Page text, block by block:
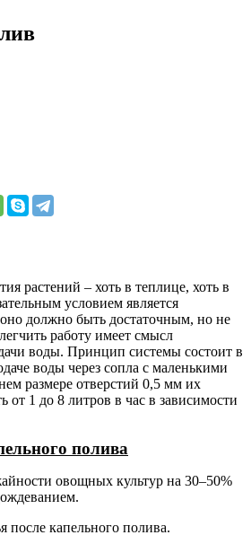
растений – хоть в теплице, хоть в
условием является
должно быть достаточным, но не
работу имеет смысл
воды. Принцип системы состоит в
воды через сопла с маленькими
размере отверстий 0,5 мм их
от 1 до 8 литров в час в зависимости
полива
овощных культур на 30–50%
после капельного полива.